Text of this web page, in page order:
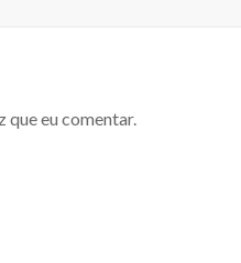
que eu comentar.